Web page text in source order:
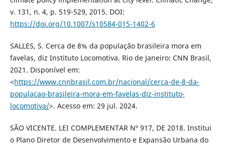
v. 131, n. 4, p. 519-529, 2015. DOI:
https://doi.org/10.1007/s10584-015-1402-6
SALLES, S. Cerca de 8% da população brasileira mora em
favelas, diz Instituto Locomotiva. Rio de Janeiro: CNN Brasil,
2021. Disponível em:
<https://www.cnnbrasil.com.br/nacional/cerca-de-8-da-
populacao-brasileira-mora-em-favelas-diz-instituto-
locomotiva/>. Acesso em: 29 jul. 2024.
SÃO VICENTE. LEI COMPLEMENTAR Nº 917, DE 2018. Institui
o Plano Diretor de Desenvolvimento e Expansão Urbana do